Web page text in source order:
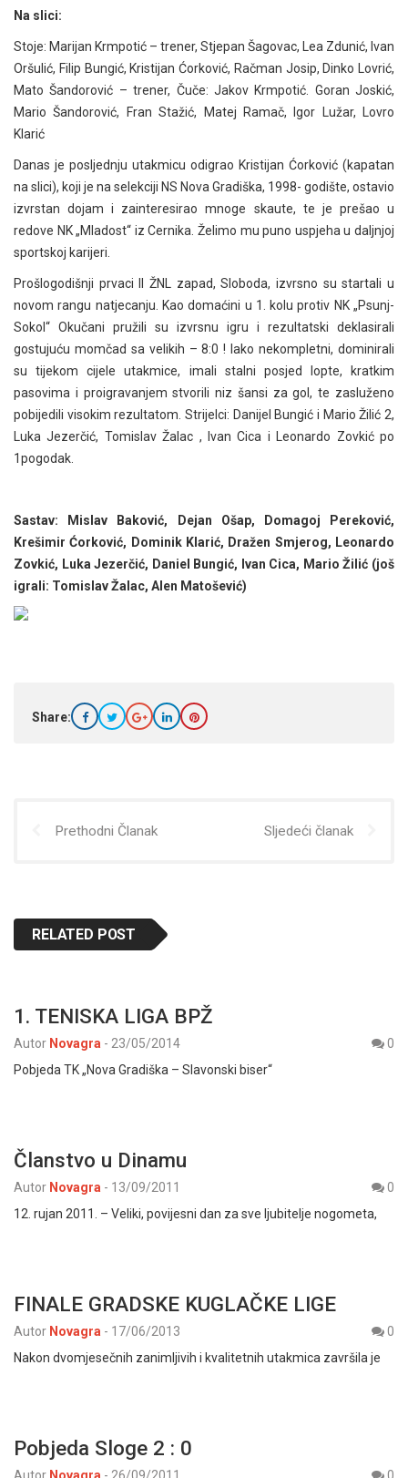
Na slici:
Stoje: Marijan Krmpotić – trener, Stjepan Šagovac, Lea Zdunić, Ivan
Oršulić, Filip Bungić, Kristijan Ćorković, Račman Josip, Dinko Lovrić,
Mato Šandorović – trener, Čuče: Jakov Krmpotić. Goran Joskić,
Mario Šandorović, Fran Stažić, Matej Ramač, Igor Lužar, Lovro
Klarić
Danas je posljednju utakmicu odigrao Kristijan Ćorković (kapatan
na slici), koji je na selekciji NS Nova Gradiška, 1998- godište, ostavio
izvrstan dojam i zainteresirao mnoge skaute, te je prešao u
redove NK „Mladost“ iz Cernika. Želimo mu puno uspjeha u daljnjoj
sportskoj karijeri.
Prošlogodišnji prvaci II ŽNL zapad, Sloboda, izvrsno su startali u
novom rangu natjecanju. Kao domaćini u 1. kolu protiv NK „Psunj-
Sokol“ Okučani pružili su izvrsnu igru i rezultatski deklasirali
gostujuću momčad sa velikih – 8:0 ! Iako nekompletni, dominirali
su tijekom cijele utakmice, imali stalni posjed lopte, kratkim
pasovima i proigravanjem stvorili niz šansi za gol, te zasluženo
pobijedili visokim rezultatom. Strijelci: Danijel Bungić i Mario Žilić 2,
Luka Jezerčić, Tomislav Žalac , Ivan Cica i Leonardo Zovkić po
1pogodak.
Sastav: Mislav Baković, Dejan Ošap, Domagoj Pereković,
Krešimir Ćorković, Dominik Klarić, Dražen Smjerog, Leonardo
Zovkić, Luka Jezerčić, Daniel Bungić, Ivan Cica, Mario Žilić (još
igrali: Tomislav Žalac, Alen Matošević)
Share:
Prethodni Članak Sljedeći članak
RELATED POST
1. TENISKA LIGA BPŽ
Autor Novagra - 23/05/2014
0
Pobjeda TK „Nova Gradiška – Slavonski biser“
Članstvo u Dinamu
Autor Novagra - 13/09/2011
0
12. rujan 2011. – Veliki, povijesni dan za sve ljubitelje nogometa,
FINALE GRADSKE KUGLAČKE LIGE
Autor Novagra - 17/06/2013
0
Nakon dvomjesečnih zanimljivih i kvalitetnih utakmica završila je
Pobjeda Sloge 2 : 0
Autor Novagra - 26/09/2011 0